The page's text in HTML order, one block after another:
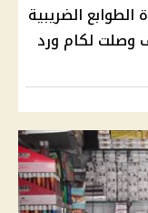
الضريبية
وصلت لكام ورد